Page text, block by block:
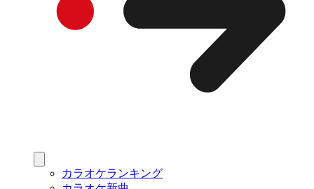
カラオケランキング